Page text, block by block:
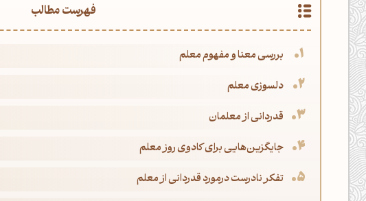
فهرست مطالب
بررسی معنا و مفهوم معلم
دلسوزی معلم
قدردانی از معلمان
جایگزین‌هایی برای کادوی روز معلم
تفکر نادرست درمورد قدردانی از معلم